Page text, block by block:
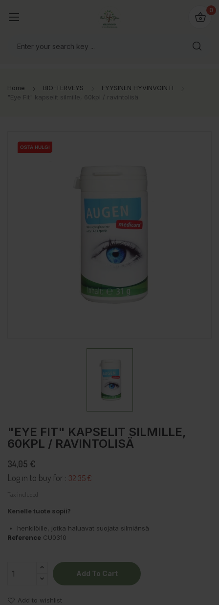
0
Home BIO-TERVEYS
FYYSINEN HYVINVOINTI
"Eye Fit" kapselit silmille, 60kpl / ravintolisä
OSTA HULGI
OSTA HULGI
"EYE FIT" KAPSELIT SILMILLE,
60KPL / RAVINTOLISÄ
34,05 €
Log in to buy for : 32.35 €
Tax included
Kenelle tuote sopii?
henkilöille, jotka haluavat suojata silmiänsä
Reference CU0310
Add To Cart
Add to wishlist